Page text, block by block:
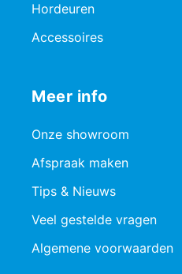
Hordeuren
Accessoires
Meer info
Onze showroom
Afspraak maken
Tips & Nieuws
Veel gestelde vragen
Algemene voorwaarden